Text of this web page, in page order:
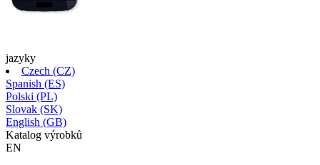
jazyky
Czech (CZ)
Spanish (ES)
Polski (PL)
Slovak (SK)
English (GB)
Katalog výrobků
EN